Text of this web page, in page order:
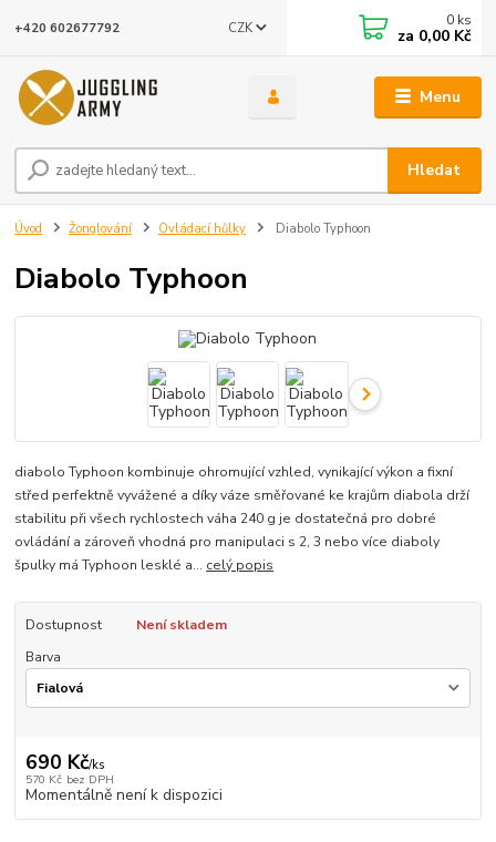
Menu
CZK
Hledat
+420 602677792 0 ks
za 0,00 Kč
Úvod Žonglování Ovládací hůlky Diabolo Typhoon
Diabolo Typhoon
diabolo Typhoon kombinuje ohromující vzhled, vynikající výkon a fixní
střed perfektně vyvážené a díky váze směřované ke krajům diabola drží
stabilitu při všech rychlostech váha 240 g je dostatečná pro dobré
ovládání a zároveň vhodná pro manipulaci s 2, 3 nebo více diaboly
špulky má Typhoon lesklé a... celý popis
Dostupnost
Není skladem
Barva
690 Kč/ks
570 Kč bez DPH
Momentálně není k dispozici